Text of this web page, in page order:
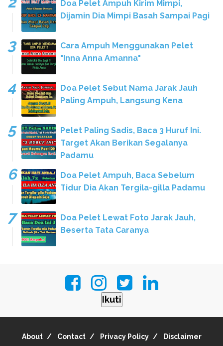
Doa Pelet Ampuh Kirim Mimpi,
Dijamin Dia Mimpi Basah Sampai Pagi
Cara Ampuh Menggunakan Pelet
"Inna Anna Amanna"
Doa Pelet Sebut Nama Jarak Jauh
Paling Ampuh, Langsung Kena
Pelet Paling Sadis, Baca 3 Huruf Ini.
Target Akan Berikan Segalanya
Padamu
Doa Pelet Ampuh, Baca Sebelum
Tidur Dia Akan Tergila-gilla Padamu
Doa Pelet Lewat Foto Jarak Jauh,
Beserta Tata Caranya
Ikuti
About Contact Privacy Policy Disclaimer